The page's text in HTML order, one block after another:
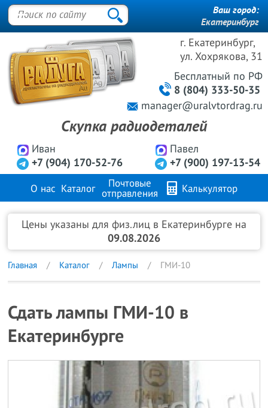
г. Екатеринбург,
ул. Хохрякова, 31
Иван
+7 (904) 170-52-76
Павел
+7 (900) 197-13-54
Бесплатный по РФ
8 (804) 333-50-35
manager@uralvtordrag.ru
Скупка радиодеталей
Ваш город:
Екатеринбург
О нас Каталог
Почтовые
отправления
Калькулятор
Продажа металлов FAQ Контакты
Цены указаны для физ.лиц в Екатеринбурге на
09.08.2026
Главная Каталог Лампы ГМИ-10
Сдать лампы ГМИ-10 в
Екатеринбурге